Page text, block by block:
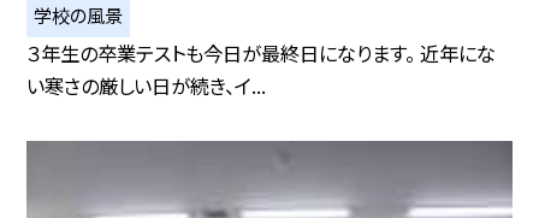
学校の風景
３年生の卒業テストも今日が最終日になります。 近年にな
い寒さの厳しい日が続き、イ...